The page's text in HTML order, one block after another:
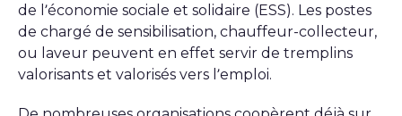
de l’économie sociale et solidaire (ESS). Les postes
de chargé de sensibilisation, chauffeur-collecteur,
ou laveur peuvent en effet servir de tremplins
valorisants et valorisés vers l’emploi.